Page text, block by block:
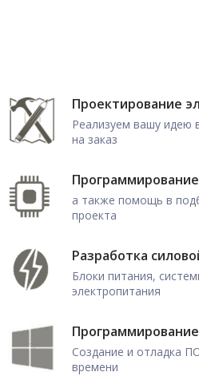
Проектирование
Реализуем вашу идею
на заказ
а также помощь в
проекта
Разработка
Блоки питания,
электропитания
Создание и отладка
времени